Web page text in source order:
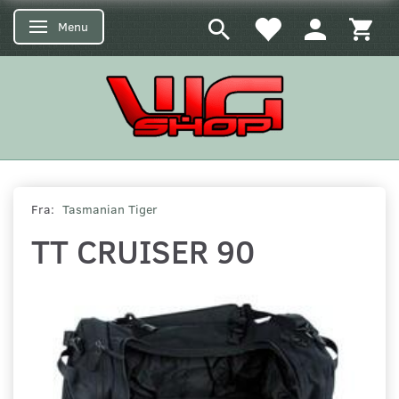
Skifte navigation
Menu
Fra: Tasmanian Tiger
TT CRUISER 90